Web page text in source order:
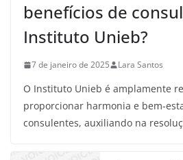
benefícios de
Instituto Unieb?
7 de janeiro de 2025 Lara Santos
O Instituto Unieb é amplamente
proporcionar harmonia e bem-
consulentes, auxiliando na